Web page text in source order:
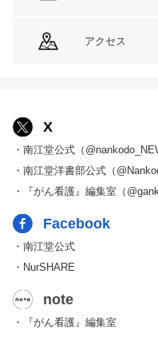
アクセス
X
・南江堂公式（
・南江堂洋書部公式（
・『がん看護』編集室（
Facebook
・南江堂公式
・NurSHARE
note
・『がん看護』編集室